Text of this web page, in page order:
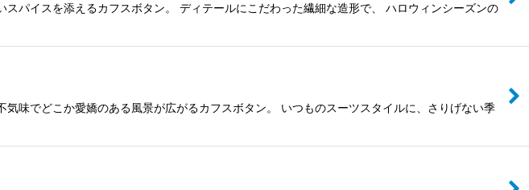
パイスを添えるカフスボタン。 ディテールにこだわった繊細な造形で、 ハロウィンシーズンの
味でどこか愛嬌のある風景が広がるカフスボタン。 いつものスーツスタイルに、さりげない季